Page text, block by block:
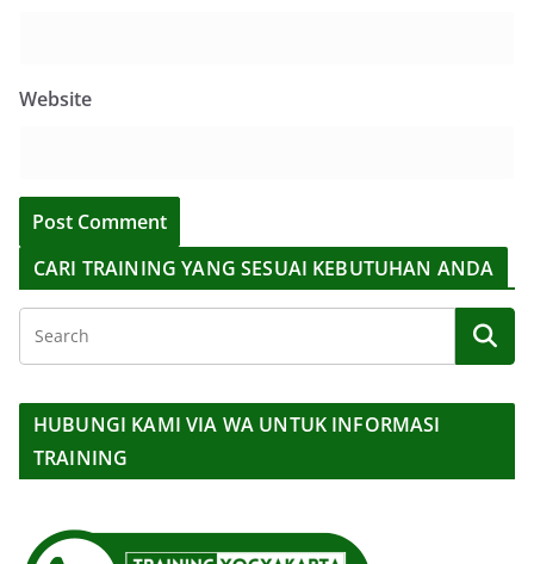
Website
CARI TRAINING YANG SESUAI KEBUTUHAN ANDA
HUBUNGI KAMI VIA WA UNTUK INFORMASI
TRAINING